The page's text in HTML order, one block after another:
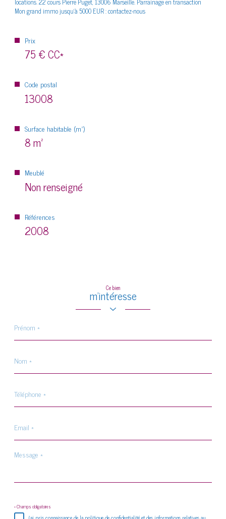
Mon grand immo jusqu'à 5000 EUR : contactez-nous
Prix
75 €CC*
Code postal
13008
Surface habitable (m²)
8 m²
Meublé
Non renseigné
Références
2008
Ce bien
m'intéresse
*
*
*
*
Message
* Champs obligatoires